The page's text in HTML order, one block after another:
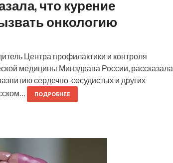
что курение
онкологию
Центра профилактики и контроля
медицины Минздрава России, рассказала,
сердечно-сосудистых и других
ПОДРОБНЕЕ